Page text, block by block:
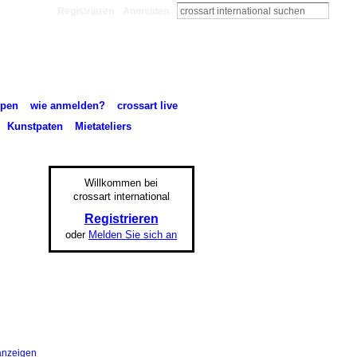
wie anmelden?
crossart live
Kunstpaten
Mietateliers
Willkommen bei
crossart international
Registrieren
oder Melden Sie sich an